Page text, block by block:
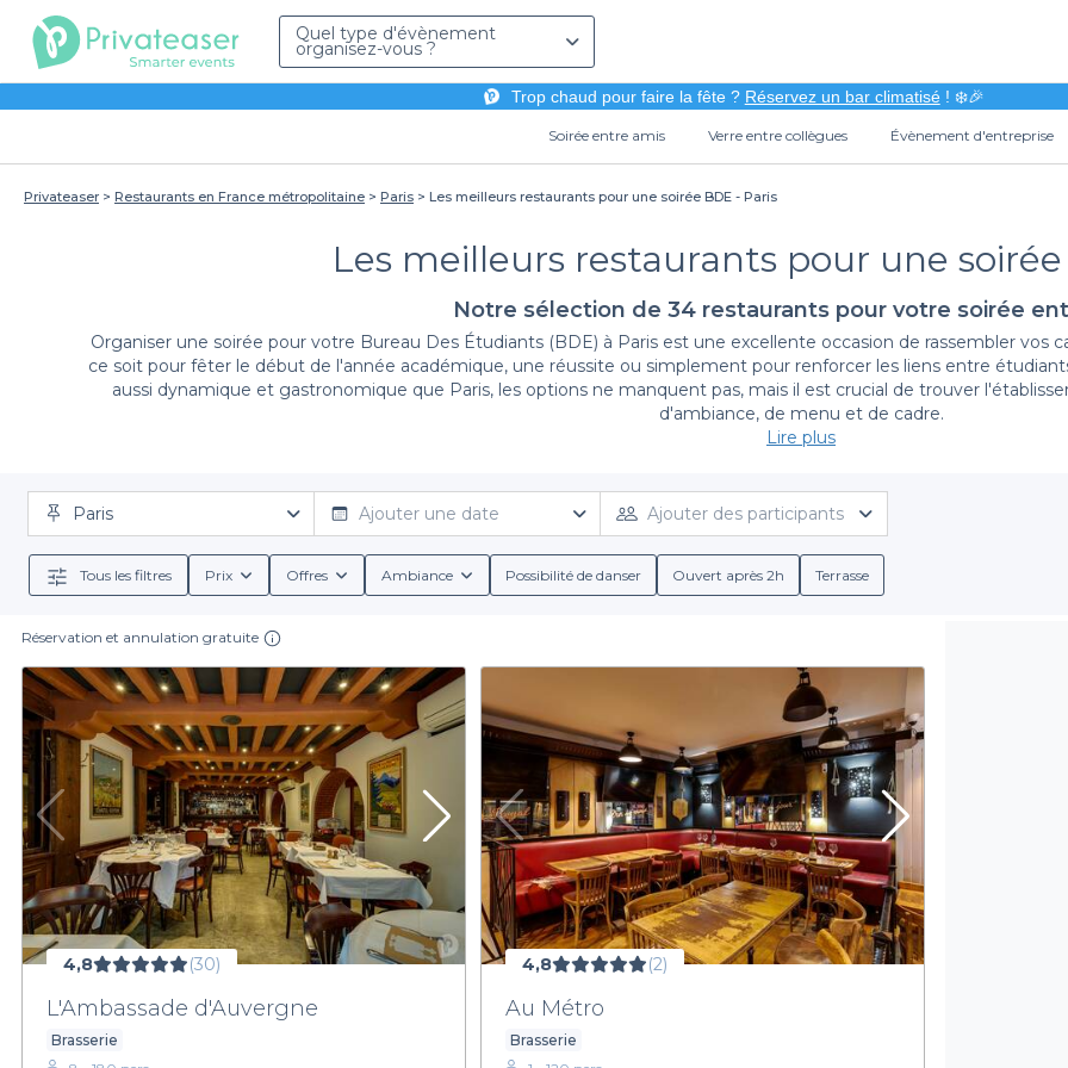
Quel type d'évènement
organisez-vous ?
Trop chaud pour faire la fête ? Réservez un bar climatisé! ❄️🎉
Soirée entre amis Verre entre collègues Évènement d'entreprise
Privateaser Restaurants en France métropolitaine Paris Les meilleurs restaurants pour une soirée BDE - Paris
Les meilleurs restaurants pour une
Notre sélection de 34 restaurants pour votre soirée
Organiser une soirée pour votre Bureau Des Étudiants (BDE) à Paris est une excellente occasion de rassembler
ce soit pour fêter le début de l'année académique, une réussite ou simplement pour renforcer les liens entre
aussi dynamique et gastronomique que Paris, les options ne manquent pas, mais il est crucial de trouver
d'ambiance, de menu et de cadre.
Avec Privateaser, organiser votre soirée BDE devient un jeu d'enfant. Notre plateforme vous permet de
événement. Nous nous engageons à vous proposer une grande variété d’offres, qu'il s'agisse de cuisines
Grâce à notre interface conviviale, vous pourrez réserver en quelques clics et consulter les conditions de réservation
diversifiées en matière de boissons et de plats, permettant ainsi de satisfaire tous les
En optant pour Privateaser, vous ne bénéficiez pas seulement d’un large choix de restaurants, mais aussi de
pour un groupe de petite taille ou pour un événement plus important, vous trouverez des établissements qui
des options de privatisation. Nous avons également des établissements qui offrent des ambiances variées, allant du
atmosphère parfaite pour une soirée mémorable.
Ne laissez pas la logistique vous stresser. Choisissez Privateaser pour simplifier l'organisation de votre soirée BDE.
restaurants à Parispour trouver l’endroit idéal qui correspond à vos envies et à celles de vos camarades.
Lire plus
Paris Ajouter une date Ajouter des participants
Tous les filtres Prix Offres Ambiance Possibilité de danser Ouvert après 2h Terrasse
Réservation et annulation gratuite
4,8 (30)
L'Ambassade d'Auvergne
Brasserie
4,8 (2)
Au Métro
Brasserie